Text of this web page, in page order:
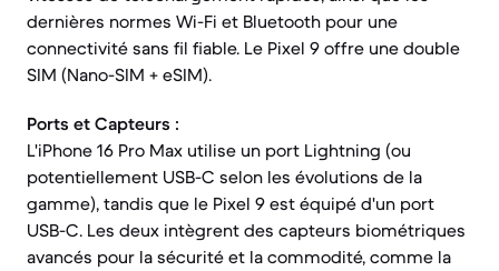
dernières normes Wi-Fi et Bluetooth pour une
connectivité sans fil fiable. Le Pixel 9 offre une double
SIM (Nano-SIM + eSIM).
Ports et Capteurs :
L'iPhone 16 Pro Max utilise un port Lightning (ou
potentiellement USB-C selon les évolutions de la
gamme), tandis que le Pixel 9 est équipé d'un port
USB-C. Les deux intègrent des capteurs biométriques
avancés pour la sécurité et la commodité, comme la